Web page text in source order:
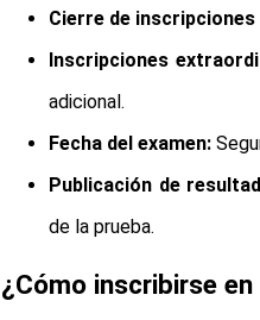
Cierre de
Inscripciones
adicional.
Fecha del examen:
Publicación de
de la prueba.
¿Cómo inscribirse en